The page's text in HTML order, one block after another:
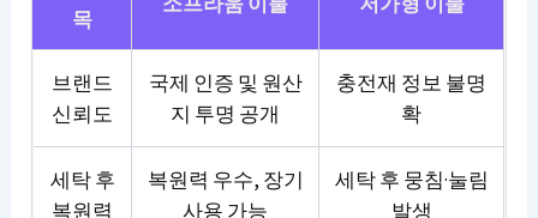
목
브랜드
신뢰도
국제 인증 및 원산
지 투명 공개
충전재 정보 불명
확
세탁 후
복원력
복원력 우수, 장기
사용 가능
세탁 후 뭉침·눌림
발생